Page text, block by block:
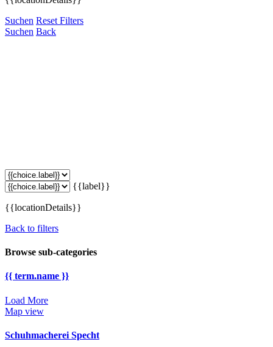
Suchen Reset Filters
Suchen Back
{{label}}
{{locationDetails}}
Back to filters
Browse sub-categories
{{ term.name }}
Load More
Map view
Schuhmacherei Specht